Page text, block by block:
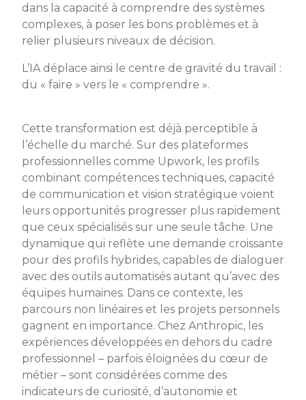
dans la capacité à comprendre des systèmes
complexes, à poser les bons problèmes et à
relier plusieurs niveaux de décision.
L’IA déplace ainsi le centre de gravité du travail :
du « faire » vers le « comprendre ».
Cette transformation est déjà perceptible à
l’échelle du marché. Sur des plateformes
professionnelles comme Upwork, les profils
combinant compétences techniques, capacité
de communication et vision stratégique voient
leurs opportunités progresser plus rapidement
que ceux spécialisés sur une seule tâche. Une
dynamique qui reflète une demande croissante
pour des profils hybrides, capables de dialoguer
avec des outils automatisés autant qu’avec des
équipes humaines. Dans ce contexte, les
parcours non linéaires et les projets personnels
gagnent en importance. Chez Anthropic, les
expériences développées en dehors du cadre
professionnel – parfois éloignées du cœur de
métier – sont considérées comme des
indicateurs de curiosité, d’autonomie et